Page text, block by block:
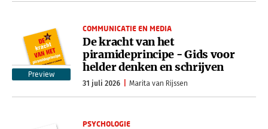
Preview
COMMUNICATIE EN MEDIA
De kracht van het
piramideprincipe - Gids voor
helder denken en schrijven
31 juli 2026 Marita van Rijssen
PSYCHOLOGIE